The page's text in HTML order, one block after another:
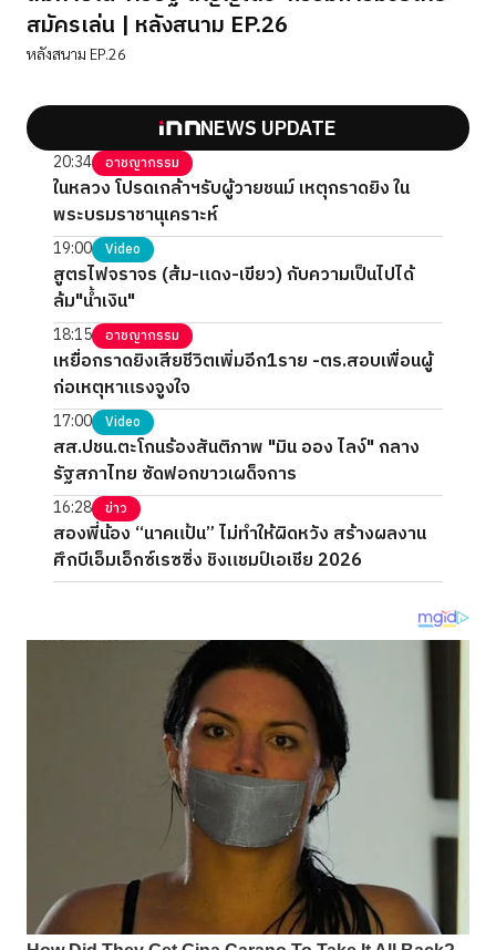
สมัครเล่น | หลังสนาม EP.26
หลังสนาม EP.26
NEWS UPDATE
20:34 อาชญากรรม
ในหลวง โปรดเกล้าฯรับผู้วายชนม์ เหตุกราดยิง ใน
พระบรมราชานุเคราะห์
19:00 Video
สูตรไฟจราจร (ส้ม-แดง-เขียว) กับความเป็นไปได้
ล้ม"น้ำเงิน"
18:15 อาชญากรรม
เหยื่อกราดยิงเสียชีวิตเพิ่มอีก1ราย -ตร.สอบเพื่อนผู้
ก่อเหตุหาแรงจูงใจ
17:00 Video
สส.ปชน.ตะโกนร้องสันติภาพ "มิน ออง ไลง์" กลาง
รัฐสภาไทย ซัดฟอกขาวเผด็จการ
16:28 ข่าว
สองพี่น้อง “นาคแป้น” ไม่ทำให้ผิดหวัง สร้างผลงาน
ศึกบีเอ็มเอ็กซ์เรซซิ่ง ชิงแชมป์เอเชีย 2026